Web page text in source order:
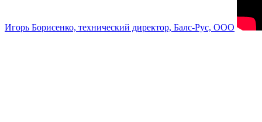
Игорь Борисенко, технический директор, Балс-Рус, ООО